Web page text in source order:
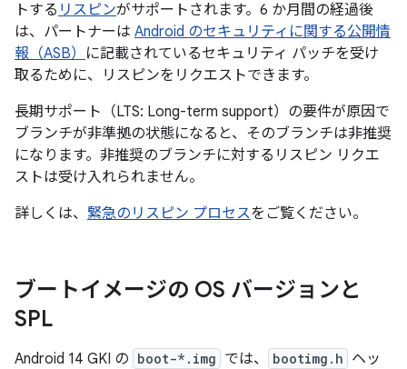
トする リスピンがサポートされます。6 か月間の経過後
は、パートナーは Android のセキュリティに関する公開情
報（ASB） に記載されているセキュリティ パッチを受け
取るために、リスピンをリクエストできます。
長期サポート（LTS: Long-term support）の要件が原因で
ブランチが非準拠の状態になると、そのブランチは非推奨
になります。非推奨のブランチに対するリスピン リクエ
ストは受け入れられません。
詳しくは、 緊急のリスピン プロセスをご覧ください。
ブートイメージの OS バージョンと
SPL
Android 14 GKI の boot-*.img では、 bootimg.h ヘッ